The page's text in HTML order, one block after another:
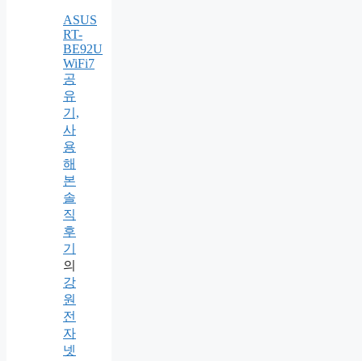
ASUS
RT-
BE92U
WiFi7
공
유
기,
사
용
해
본
솔
직
후
기
의
강
원
전
자
넷